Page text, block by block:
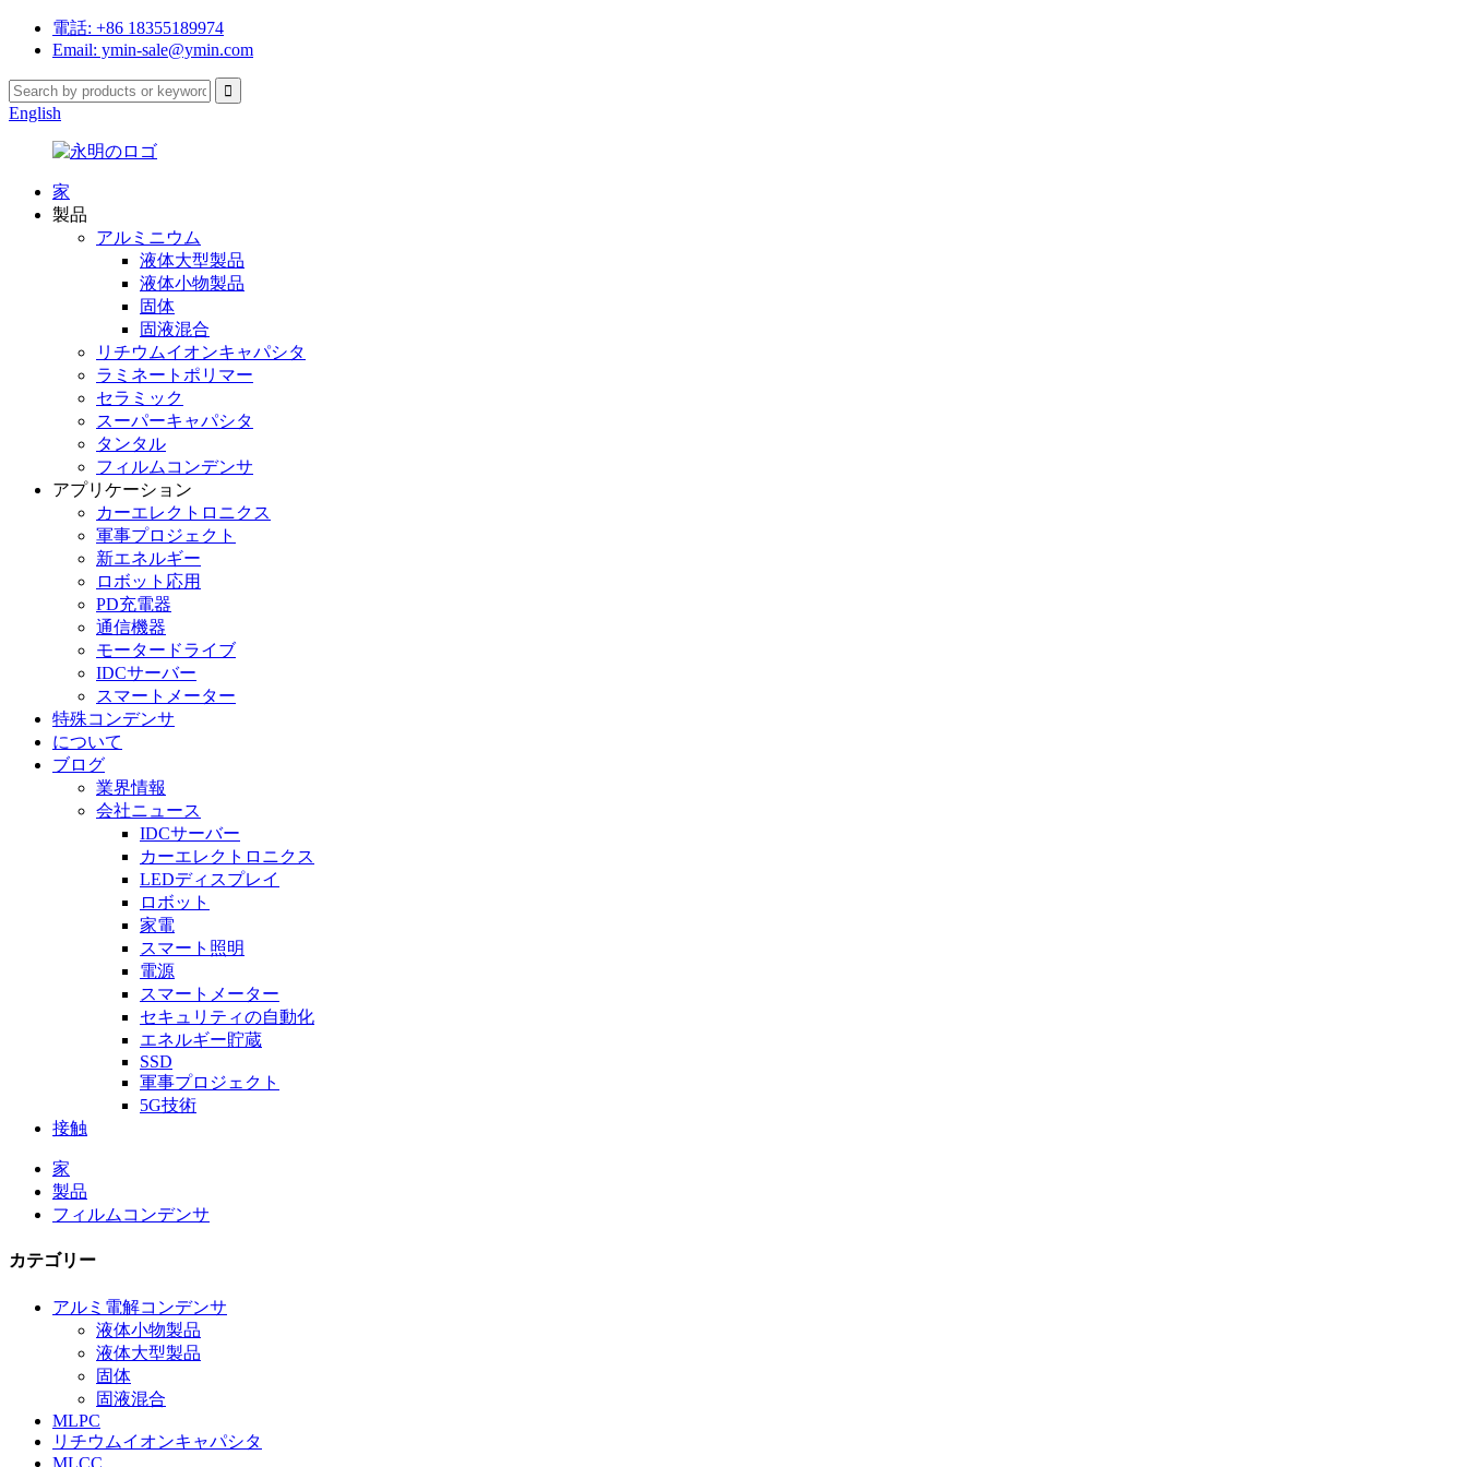
電話: +86 18355189974
Email: ymin-sale@ymin.com
English
家
製品
アルミニウム
液体大型製品
液体小物製品
固体
固液混合
リチウムイオンキャパシタ
ラミネートポリマー
セラミック
スーパーキャパシタ
タンタル
フィルムコンデンサ
アプリケーション
カーエレクトロニクス
軍事プロジェクト
新エネルギー
ロボット応用
PD充電器
通信機器
モータードライブ
IDCサーバー
スマートメーター
特殊コンデンサ
について
ブログ
業界情報
会社ニュース
IDCサーバー
カーエレクトロニクス
LEDディスプレイ
ロボット
家電
スマート照明
電源
スマートメーター
セキュリティの自動化
エネルギー貯蔵
SSD
軍事プロジェクト
5G技術
接触
家
製品
フィルムコンデンサ
カテゴリー
アルミ電解コンデンサ
液体小物製品
液体大型製品
固体
固液混合
MLPC
リチウムイオンキャパシタ
MLCC